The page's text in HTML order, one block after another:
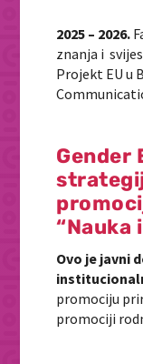
2025 – 2026.
znanja i
Projekt EU u
Gender
“Nauka
Ovo je javni
promociju
promociji